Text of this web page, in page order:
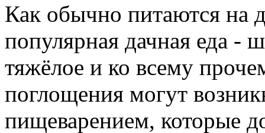
Как обычно питаются на
популярная дачная еда -
тяжёлое и ко всему
поглощения могут
пищеварением, которые